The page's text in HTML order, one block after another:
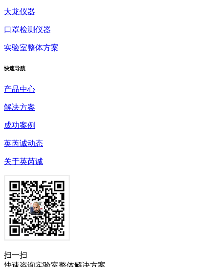
大龙仪器
口罩检测仪器
实验室整体方案
快速导航
产品中心
解决方案
成功案例
英芮诚动态
关于英芮诚
扫一扫